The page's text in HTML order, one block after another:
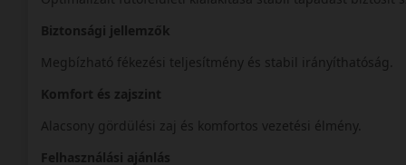
Biztonsági jellemzők
Megbízható fékezési teljesítmény és stabil irányíthatóság.
Komfort és zajszint
Alacsony gördülési zaj és komfortos vezetési élmény.
Felhasználási ajánlás